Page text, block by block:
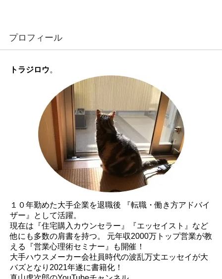
プロフィール
トラジロウ。
１０年勤めた大手企業を退職後 『転職・働き方アドバイ
ザー』として活躍。
現在は『住宅購入カウンセラー』『エッセイスト』など
他にも多数の肩書を持つ。 元年収2000万トップ営業が教
える『営業心理術セミナー』も開催！
大手ハウスメーカー会社員時代の波乱万丈エッセイが大
バズとなり2021年遂に書籍化！